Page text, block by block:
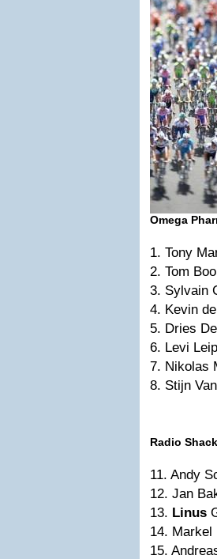
Omega
1. Tony
2. Tom
3. Sylvain
4. Kevin
5. Dries
6. Levi
7. Nikolas
8. Stijn
Radio
11. Andy
12. Jan
13. Linus
14. Markel
15.